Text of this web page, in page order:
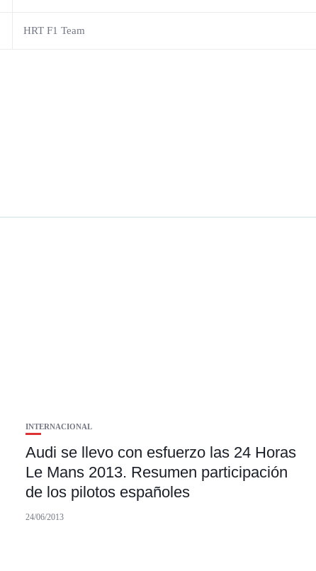
HRT F1 Team
INTERNACIONAL
Audi se llevo con esfuerzo las 24 Horas
Le Mans 2013. Resumen participación
de los pilotos españoles
24/06/2013